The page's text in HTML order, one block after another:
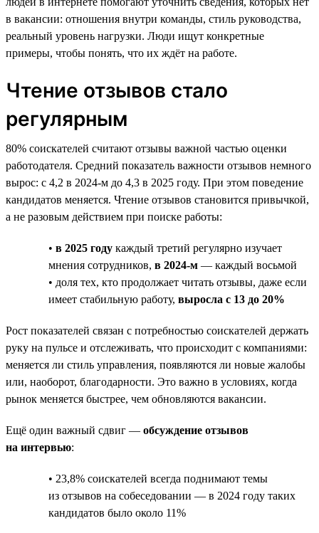
в вакансии: отношения внутри команды, стиль руководства,
реальный уровень нагрузки. Люди ищут конкретные
примеры, чтобы понять, что их ждёт на работе.
Чтение отзывов стало
регулярным
80% соискателей считают отзывы важной частью оценки
работодателя. Средний показатель важности отзывов немного
вырос: с 4,2 в 2024-м до 4,3 в 2025 году. При этом поведение
кандидатов меняется. Чтение отзывов становится привычкой,
а не разовым действием при поиске работы:
• в 2025 году каждый третий регулярно изучает
мнения сотрудников, в 2024-м — каждый восьмой
• доля тех, кто продолжает читать отзывы, даже если
имеет стабильную работу, выросла с 13 до 20%
Рост показателей связан с потребностью соискателей держать
руку на пульсе и отслеживать, что происходит с компаниями:
меняется ли стиль управления, появляются ли новые жалобы
или, наоборот, благодарности. Это важно в условиях, когда
рынок меняется быстрее, чем обновляются вакансии.
Ещё один важный сдвиг — обсуждение отзывов
на интервью:
• 23,8% соискателей всегда поднимают темы
из отзывов на собеседовании — в 2024 году таких
кандидатов было около 11%